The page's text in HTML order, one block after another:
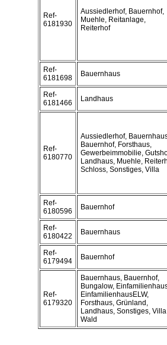
Ref-
6181930
Aussiedlerhof, Bauernhof,
Muehle, Reitanlage,
Reiterhof
Ref-
6181698
Bauernhaus
Ref-
6181466
Landhaus
Ref-
6180770
Aussiedlerhof,
Bauernhof, Forsthaus,
Gewerbeimmobilie,
Landhaus, Muehle,
Schloss, Sonstiges, Villa
Ref-
6180596
Bauernhof
Ref-
6180422
Bauernhaus
Ref-
6179494
Bauernhof
Ref-
6179320
Bauernhaus, Bauernhof,
Bungalow,
EinfamilienhausELW,
Forsthaus, Grünland,
Landhaus, Sonstiges,
Wald